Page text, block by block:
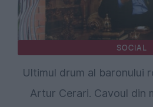
SOCIAL
Ultimul drum al baronului
Artur Cerari. Cavoul din